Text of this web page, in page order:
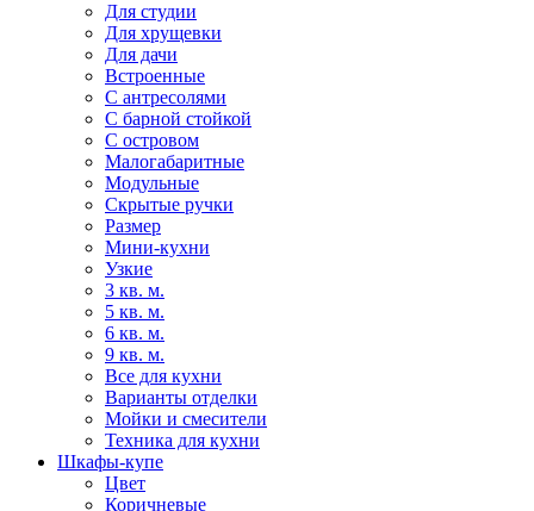
Для студии
Для хрущевки
Для дачи
Встроенные
С антресолями
С барной стойкой
С островом
Малогабаритные
Модульные
Скрытые ручки
Размер
Мини-кухни
Узкие
3 кв. м.
5 кв. м.
6 кв. м.
9 кв. м.
Все для кухни
Варианты отделки
Мойки и смесители
Техника для кухни
Шкафы-купе
Цвет
Коричневые